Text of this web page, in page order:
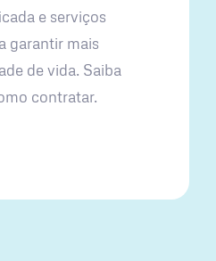
e serviços
garantir mais
de vida. Saiba
contratar.